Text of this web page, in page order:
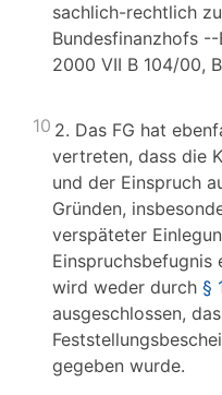
sachlich-rechtlich
Bundesfinanzhofs
2000 VII B 104/00,
10 2. Das FG hat
vertreten, dass die
und der Einspruch
Gründen,
verspäteter
Einspruchsbefugnis
wird weder durch §
ausgeschlossen,
gegeben wurde.